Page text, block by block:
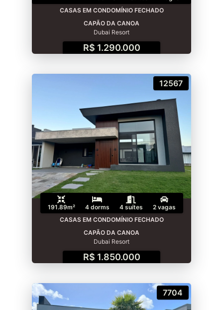
CASAS EM CONDOMÍNIO FECHADO
CAPÃO DA CANOA
Dubai Resort
R$ 1.290.000
12567
191.89m² 4 dorms 4 suítes
2 vagas
CASAS EM CONDOMÍNIO FECHADO
CAPÃO DA CANOA
Dubai Resort
R$ 1.850.000
7704